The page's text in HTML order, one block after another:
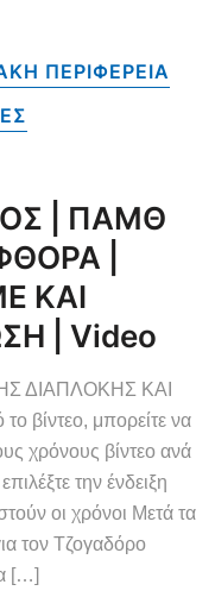
ΠΕΡΙΦΕΡΕΙΑ
| ΠΑΜΘ
|
ΚΑΙ
| Video
ΔΙΑΠΛΟΚΗΣ ΚΑΙ
βίντεο, μπορείτε να
χρόνους βίντεο ανά
την ένδειξη
οι χρόνοι Μετά τα
τον Τζογαδόρο
[…]